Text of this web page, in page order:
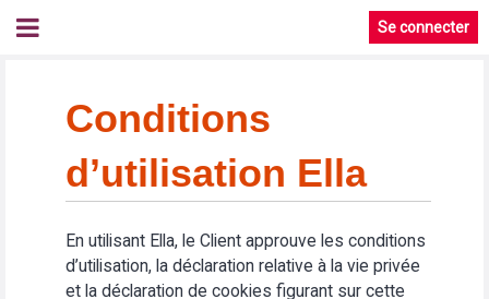
Se connecter
Conditions
d’utilisation Ella
En utilisant Ella, le Client approuve les conditions
d’utilisation, la déclaration relative à la vie privée
et la déclaration de cookies figurant sur cette